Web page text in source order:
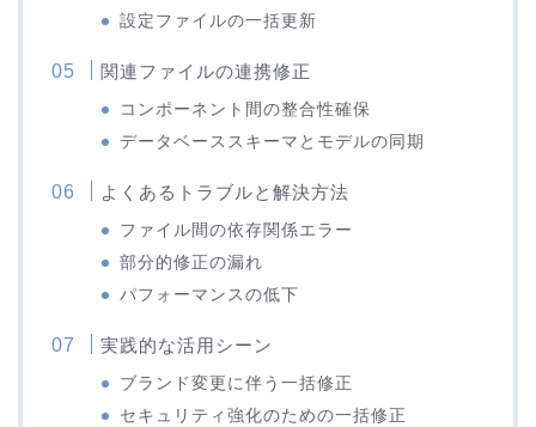
設定ファイルの一括更新
関連ファイルの連携修正
コンポーネント間の整合性確保
データベーススキーマとモデルの同期
よくあるトラブルと解決方法
ファイル間の依存関係エラー
部分的修正の漏れ
パフォーマンスの低下
実践的な活用シーン
ブランド変更に伴う一括修正
セキュリティ強化のための一括修正